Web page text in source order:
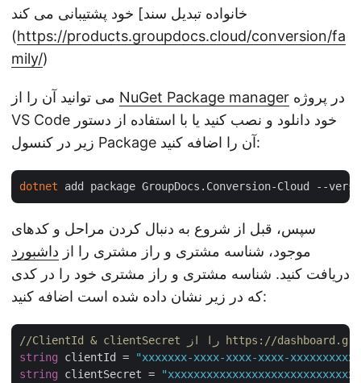
خانواده تبدیل سند] خود پشتیبانی می کند
(https://products.groupdocs.cloud/conversion/fa
mily/)
NuGet Package manager
VS Code خود دانلود و نصب کنید یا با استفاده از دستور
زیر در کنسول Package آن را اضافه کنید:
dotnet add package GroupDocs.Conversion-Cloud --
سپس، قبل از شروع به دنبال کردن مراحل و کدهای
موجود، شناسه مشتری و راز مشتری را از داشبورد
دریافت کنید. شناسه مشتری و راز مشتری خود را در کدی
که در زیر نشان داده شده است اضافه کنید:
string clientId =
"xxxxxxx-xxxx-xxxx-xxxx-
string clientSecret =